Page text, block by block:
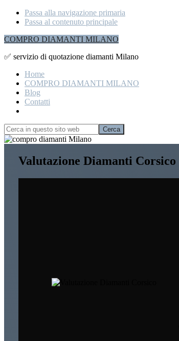
Passa alla navigazione primaria
Passa al contenuto principale
COMPRO DIAMANTI MILANO
✅ servizio di quotazione diamanti Milano
Home
COMPRO DIAMANTI MILANO
Blog
Contatti
Cerca
in
questo
Hide
Valutazione Diamanti Corsico
more